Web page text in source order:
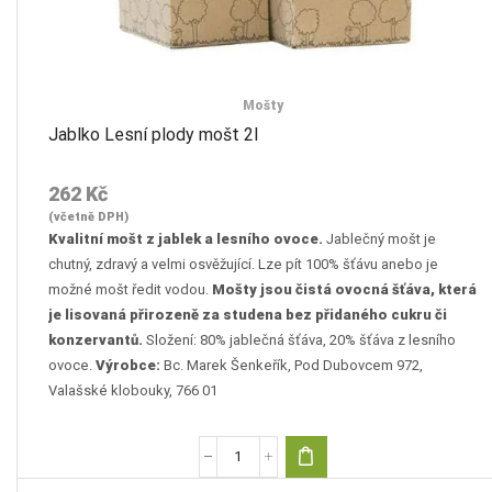
Mošty
Jablko Lesní plody mošt 2l
262 Kč
(včetně DPH)
Kvalitní mošt z jablek a lesního ovoce. Jablečný mošt je
chutný, zdravý a velmi osvěžující. Lze pít 100% šťávu anebo je
možné mošt ředit vodou. Mošty jsou čistá ovocná šťáva, která
je lisovaná přirozeně za studena bez přidaného cukru či
konzervantů. Složení: 80% jablečná šťáva, 20% šťáva z lesního
ovoce. Výrobce: Bc. Marek Šenkeřík, Pod Dubovcem 972,
Valašské klobouky, 766 01
Jablko